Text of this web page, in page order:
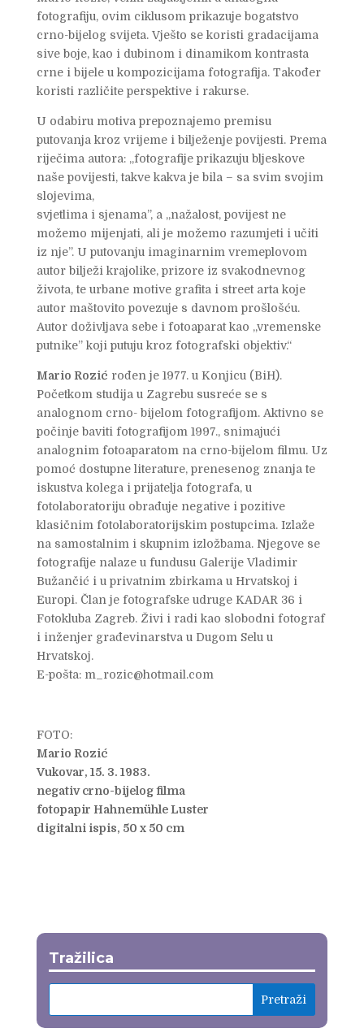
fotografiju, ovim ciklusom prikazuje bogatstvo
crno-bijelog svijeta. Vješto se koristi gradacijama
sive boje, kao i dubinom i dinamikom kontrasta
crne i bijele u kompozicijama fotografija. Također
koristi različite perspektive i rakurse.
U odabiru motiva prepoznajemo premisu
putovanja kroz vrijeme i bilježenje povijesti. Prema
riječima autora: „fotografije prikazuju bljeskove
naše povijesti, takve kakva je bila – sa svim svojim
slojevima,
svjetlima i sjenama”, a „nažalost, povijest ne
možemo mijenjati, ali je možemo razumjeti i učiti
iz nje”. U putovanju imaginarnim vremeplovom
autor bilježi krajolike, prizore iz svakodnevnog
života, te urbane motive grafita i street arta koje
autor maštovito povezuje s davnom prošlošću.
Autor doživljava sebe i fotoaparat kao „vremenske
putnike” koji putuju kroz fotografski objektiv.“
Mario Rozić rođen je 1977. u Konjicu (BiH).
Početkom studija u Zagrebu susreće se s
analognom crno- bijelom fotografijom. Aktivno se
počinje baviti fotografijom 1997., snimajući
analognim fotoaparatom na crno-bijelom filmu. Uz
pomoć dostupne literature, prenesenog znanja te
iskustva kolega i prijatelja fotografa, u
fotolaboratoriju obrađuje negative i pozitive
klasičnim fotolaboratorijskim postupcima. Izlaže
na samostalnim i skupnim izložbama. Njegove se
fotografije nalaze u fundusu Galerije Vladimir
Bužančić i u privatnim zbirkama u Hrvatskoj i
Europi. Član je fotografske udruge KADAR 36 i
Fotokluba Zagreb. Živi i radi kao slobodni fotograf
i inženjer građevinarstva u Dugom Selu u
Hrvatskoj.
E-pošta: m_rozic@hotmail.com
FOTO:
Mario Rozić
Vukovar, 15. 3. 1983.
negativ crno-bijelog filma
fotopapir Hahnemühle Luster
digitalni ispis, 50 x 50 cm
Tražilica